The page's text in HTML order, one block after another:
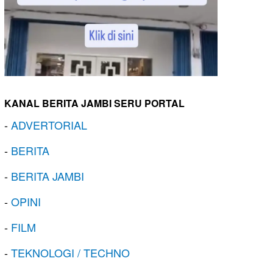
KANAL BERITA JAMBI SERU PORTAL
-ADVERTORIAL
- BERITA
- BERITA JAMBI
-OPINI
- FILM
-TEKNOLOGI / TECHNO